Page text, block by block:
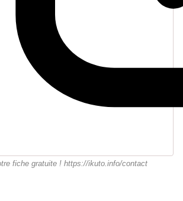
fiche gratuite ! https://ikuto.info/contact